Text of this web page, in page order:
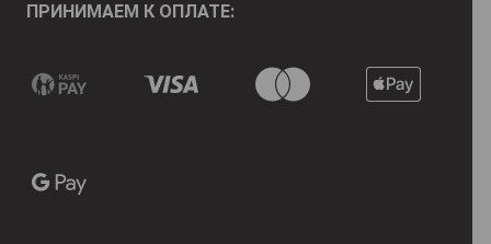
ПРИНИМАЕМ К ОПЛАТЕ: